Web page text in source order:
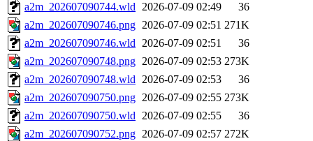
a2m_202607090744.wld 2026-07-09 02:49
36
a2m_202607090746.png 2026-07-09 02:51 271K
a2m_202607090746.wld 2026-07-09 02:51
36
a2m_202607090748.png 2026-07-09 02:53 273K
a2m_202607090748.wld 2026-07-09 02:53
36
a2m_202607090750.png 2026-07-09 02:55 273K
a2m_202607090750.wld 2026-07-09 02:55
36
a2m_202607090752.png 2026-07-09 02:57 272K